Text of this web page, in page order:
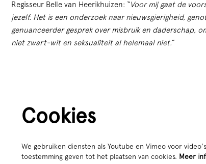
Regisseur Belle van Heerikhuizen: “Voor mij gaat de
jezelf. Het is een onderzoek naar nieuwsgierigheid,
genuanceerder gesprek over misbruik en daderschap,
niet zwart-wit en seksualiteit al helemaal niet.”
Cookies
We gebruiken diensten als Youtube en Vimeo voor
toestemming geven tot het plaatsen van cookies. Meer